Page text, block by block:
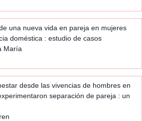
una nueva vida en pareja en mujeres
doméstica : estudio de casos
María
desde las vivencias de hombres en
separación de pareja : un